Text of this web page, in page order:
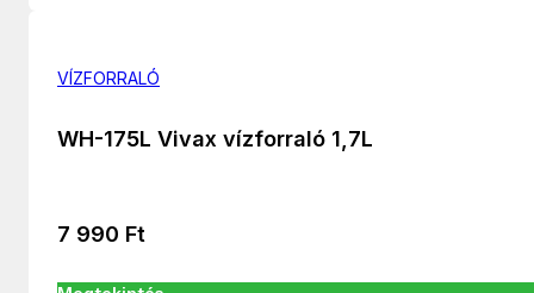
VÍZFORRALÓ
WH-175L Vivax vízforraló 1,7L
7 990 Ft